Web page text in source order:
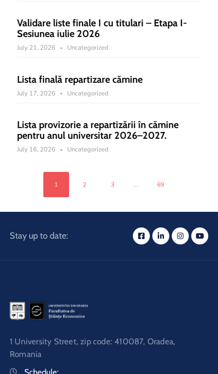
Validare liste finale I cu titulari – Etapa I-
Sesiunea iulie 2026
July 21, 2026 Uncategorized
Lista finală repartizare cămine
July 17, 2026 Uncategorized
Lista provizorie a repartizării în cămine
pentru anul universitar 2026–2027.
July 16, 2026 Uncategorized
1 2 3 ... 69
Stay up to date:
1 University Street, zip code: 410087, Oradea,
Romania
Schedule: